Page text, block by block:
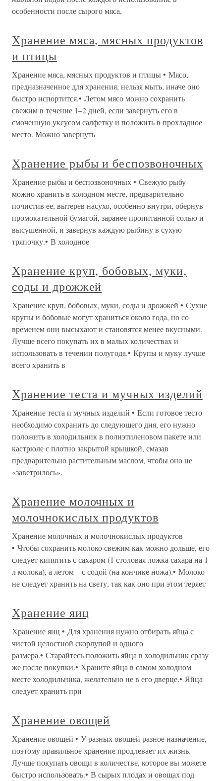
особенности после сырого мяса,
Хранение мяса, мясных продуктов
и птицы
Хранение мяса, мясных продуктов и птицы • Мясо,
предназначенное для хранения, нельзя мыть, иначе оно
быстро испортится.• Летом мясо можно сохранить
свежим в течение 1–2 дней, если завернуть его в
смоченную уксусом салфетку и положить в прохладное
место. Можно завернуть
Хранение рыбы и беспозвоночных
Хранение рыбы и беспозвоночных • Свежую рыбу
можно хранить в холодном месте, предварительно
почистив ее, вытерев насухо, особенно внутри, обернув
промокательной бумагой, заранее пропитанной солью и
высушенной, и завернув каждую рыбину в сухую
тряпочку.• В холодное
Хранение круп, бобовых, муки,
соды и дрожжей
Хранение круп, бобовых, муки, соды и дрожжей • Сухие
крупы и бобовые могут храниться около года, но со
временем они высыхают и становятся менее вкусными.
Лучше всего покупать их в малых количествах и
использовать в течении полугода.• Крупы и муку лучше
всего хранить в
Хранение теста и мучных изделий
Хранение теста и мучных изделий • Если готовое тесто
необходимо сохранить до следующего дня, его нужно
положить в холодильник в полиэтиленовом пакете или
кастрюле с плотно закрытой крышкой, смазав
предварительно растительным маслом, чтобы оно не
«заветрилось».
Хранение молочных и
молочнокислых продуктов
Хранение молочных и молочнокислых продуктов
• Чтобы сохранить молоко свежим как можно дольше, его
следует кипятить с сахаром (1 столовая ложка сахара на 1
л молока), а летом – с содой (на кончике ножа).• Молоко
не следует хранить на свету, так как оно при этом теряет
Хранение яиц
Хранение яиц • Для хранения нужно отбирать яйца с
чистой целостной скорлупой и одного
размера.• Старайтесь положить яйца в холодильник сразу
же после покупки.• Храните яйца в самом холодном
месте холодильника, желательно не в его дверце.• Яйца
следует хранить при
Хранение овощей
Хранение овощей • У разных овощей разное назначение,
поэтому правильное хранение продлевает их жизнь.
Лучше покупать овощи в количестве, которое вы можете
быстро использовать.• В сырых плодах и овощах под